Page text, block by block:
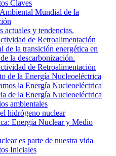
Claves
Mundial de la
actuales y tendencias.
de Retroalimentación
de la transición energética en
la descarbonización.
de Retroalimentación
de la Energía Nucleoeléctrica
la Energía Nucleoeléctrica
de la Energía Nucleoeléctrica
ambientales
hidrógeno nuclear
Energía Nuclear y Medio
es parte de nuestra vida
Iniciales